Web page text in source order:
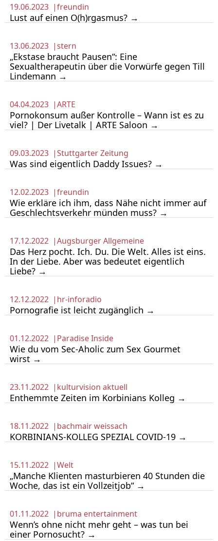
19.06.2023 |freundin
Lust auf einen O(h)rgasmus? →
13.06.2023 |stern
„Ekstase braucht Pausen“: Eine
Sexualtherapeutin über die Vorwürfe gegen Till
Lindemann →
04.04.2023 |ARTE
Pornokonsum außer Kontrolle – Wann ist es zu
viel? | Der Livetalk | ARTE Saloon →
09.03.2023 |Stuttgarter Zeitung
Was sind eigentlich Daddy Issues? →
12.02.2023 |freundin
Wie erkläre ich ihm, dass Nähe nicht immer auf
Geschlechtsverkehr münden muss? →
17.12.2022 |Augsburger Allgemeine
Das Herz pocht. Ich. Du. Die Welt. Alles ist eins.
In der Liebe. Aber was bedeutet eigentlich
Liebe? →
12.12.2022 | hr-inforadio
Pornografie ist leicht zugänglich →
01.12.2022 | Paradise Inside
Wie du vom Sec-Aholic zum Sex Gourmet
wirst →
23.11.2022 | kulturvision aktuell
Enthemmte Zeiten im Korbinians Kolleg →
18.11.2022 | bachmair weissach
KORBINIANS-KOLLEG SPEZIAL COVID-19 →
15.11.2022 |Welt
„Manche Klienten masturbieren 40 Stunden die
Woche, das ist ein Vollzeitjob“ →
01.11.2022 | bruma entertainment
Wenn’s ohne nicht mehr geht – was tun bei
einer Pornosucht? →